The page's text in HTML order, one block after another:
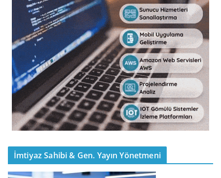
İmtiyaz Sahibi & Gen. Yayın Yönetmeni